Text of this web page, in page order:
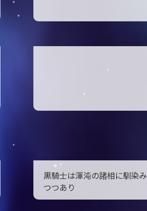
黒騎士は渾沌の諸相に馴染み
つつあり